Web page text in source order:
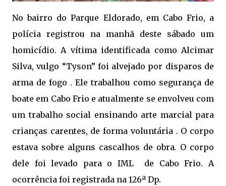
No bairro do Parque Eldorado, em Cabo Frio, a
polícia registrou na manhã deste sábado um
homicídio. A vítima identificada como Alcimar
Silva, vulgo “Tyson” foi alvejado por disparos de
arma de fogo . Ele trabalhou como segurança de
boate em Cabo Frio e atualmente se envolveu com
um trabalho social ensinando arte marcial para
crianças carentes, de forma voluntária . O corpo
estava sobre alguns cascalhos de obra. O corpo
dele foi levado para o IML de Cabo Frio. A
ocorrência foi registrada na 126ª Dp.